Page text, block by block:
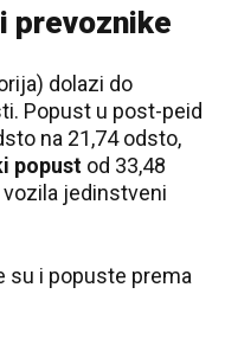
prevoznike
dolazi do
Popust u post-peid
na 21,74 odsto,
popust od 33,48
jedinstveni
su i popuste prema